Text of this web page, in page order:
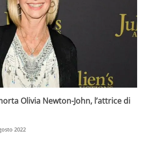
Olivia Newton-John, l’attrice di
2022